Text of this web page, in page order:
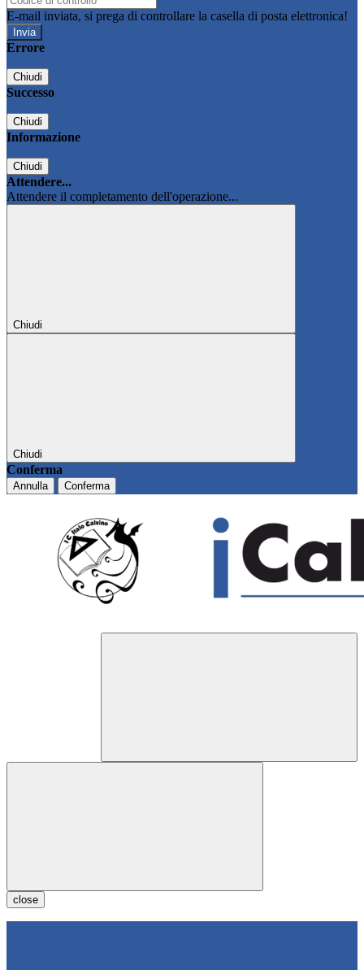
E-mail inviata, si prega di controllare la casella di posta elettronica!
Errore
Chiudi
Successo
Chiudi
Informazione
Chiudi
Attendere...
Attendere il completamento dell'operazione...
Chiudi
Chiudi
Conferma
Annulla Conferma
close